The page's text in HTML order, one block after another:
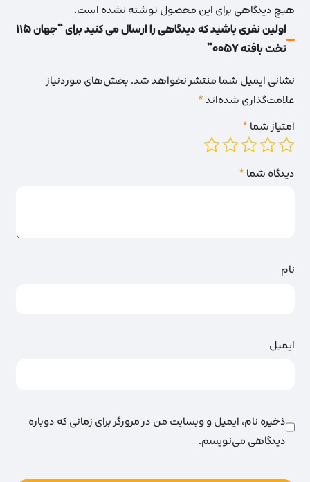
هیچ دیدگاهی برای این محصول نوشته نشده است.
اولین نفری باشید که دیدگاهی را ارسال می کنید برای “جهان 115
تخت بافته 0057”
نشانی ایمیل شما منتشر نخواهد شد.بخش‌های موردنیاز
علامت‌گذاری شده‌اند*
امتیاز شما*
دیدگاه شما*
نام
ایمیل
ذخیره نام، ایمیل و وبسایت من در مرورگر برای زمانی که دوباره
دیدگاهی می‌نویسم.